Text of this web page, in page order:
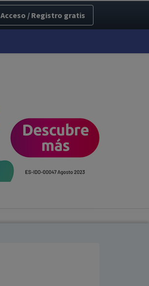
Acceso / Registro gratis